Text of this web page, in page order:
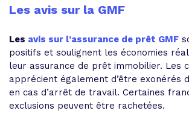
Les avis sur la GMF
Les avis sur l’assurance de prêt GMF
positifs et soulignent les économies
leur assurance de prêt immobilier. Les
apprécient également d’être exonérés
en cas d’arrêt de travail. Certaines
exclusions peuvent être rachetées.